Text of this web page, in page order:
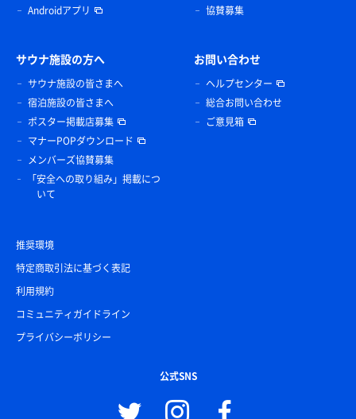
Androidアプリ
協賛募集
サウナ施設の方へ
サウナ施設の皆さまへ
宿泊施設の皆さまへ
ポスター掲載店募集
マナーPOPダウンロード
メンバーズ協賛募集
「安全への取り組み」掲載につ
いて
お問い合わせ
ヘルプセンター
総合お問い合わせ
ご意見箱
推奨環境
特定商取引法に基づく表記
利用規約
コミュニティガイドライン
プライバシーポリシー
公式SNS